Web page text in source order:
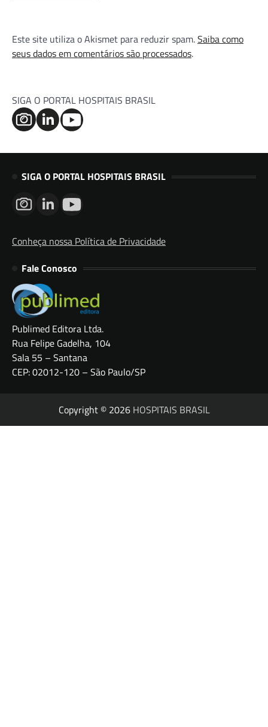
Este site utiliza o Akismet para reduzir spam.Saiba como
seus dados em comentários são processados.
SIGA O PORTAL HOSPITAIS BRASIL
SIGA O PORTAL HOSPITAIS BRASIL
Conheça nossa Política de Privacidade
Fale Conosco
Publimed Editora Ltda.
Rua Felipe Gadelha, 104
Sala 55 – Santana
CEP: 02012-120 – São Paulo/SP
Copyright © 2026 HOSPITAIS BRASIL